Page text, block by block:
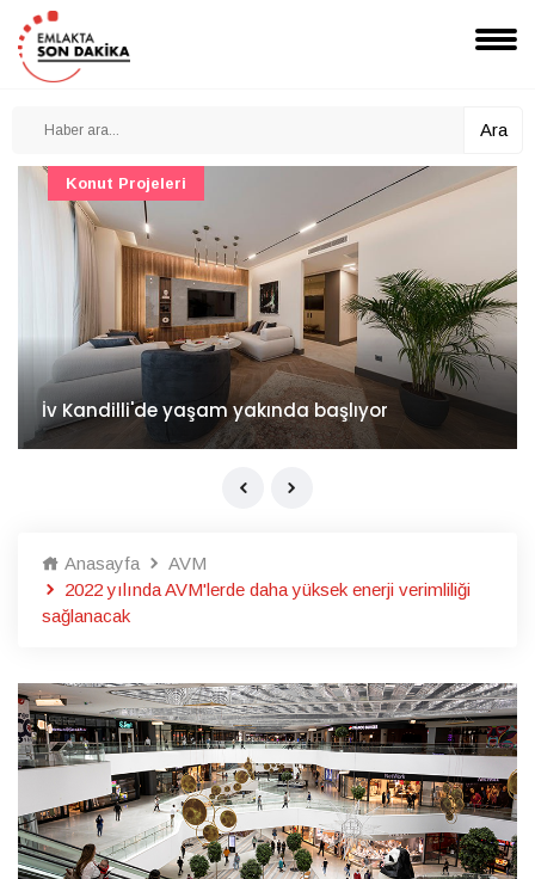
Ara
İv Kandilli'de yaşam yakında başlıyor
Konut Projeleri
Anasayfa
AVM
2022 yılında AVM'lerde daha yüksek enerji verimliliği
sağlanacak